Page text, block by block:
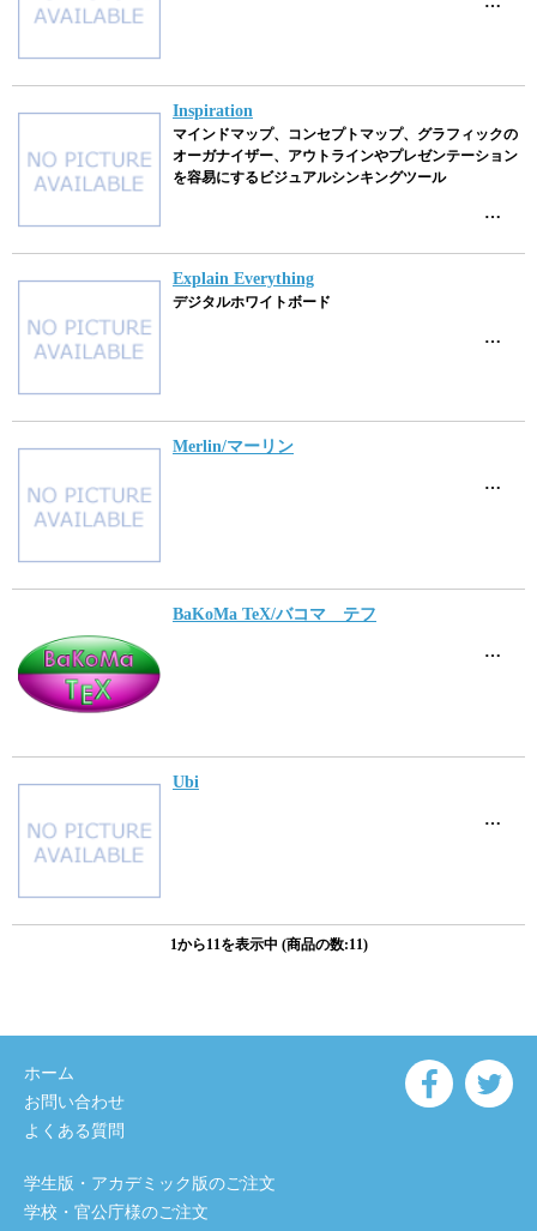
Inspiration
マインドマップ、コンセプトマップ、グラフィックの
オーガナイザー、アウトラインやプレゼンテーション
を容易にするビジュアルシンキングツール
…
Explain Everything
デジタルホワイトボード
…
Merlin/マーリン
…
BaKoMa TeX/バコマ テフ
…
Ubi
…
1から11を表示中 (商品の数:11)
ホーム
お問い合わせ
よくある質問
学生版・アカデミック版のご注文
学校・官公庁様のご注文